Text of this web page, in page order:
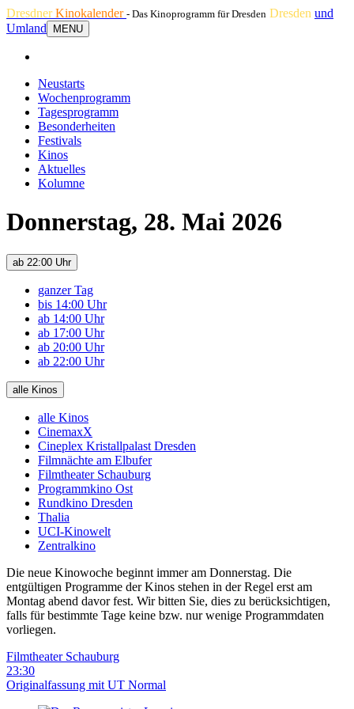
DresdnerKinokalender - Das Kinoprogramm für Dresden Dresden und
Umland
MENU
Neustarts
Wochenprogramm
Tagesprogramm
Besonderheiten
Festivals
Kinos
Aktuelles
Kolumne
Donnerstag, 28. Mai 2026
ab 22:00 Uhr
ganzer Tag
bis 14:00 Uhr
ab 14:00 Uhr
ab 17:00 Uhr
ab 20:00 Uhr
ab 22:00 Uhr
alle Kinos
alle Kinos
CinemaxX
Cineplex Kristallpalast Dresden
Filmnächte am Elbufer
Filmtheater Schauburg
Programmkino Ost
Rundkino Dresden
Thalia
UCI-Kinowelt
Zentralkino
Die neue Kinowoche beginnt immer am Donnerstag. Die
entgültigen Programme der Kinos stehen in der Regel erst am
Montag abend davor fest. Wir bitten Sie, dies zu berücksichtigen,
falls für bestimmte Tage keine bzw. nur wenige Programmdaten
vorliegen.
Filmtheater Schauburg
23:30
Originalfassung mit UT Normal